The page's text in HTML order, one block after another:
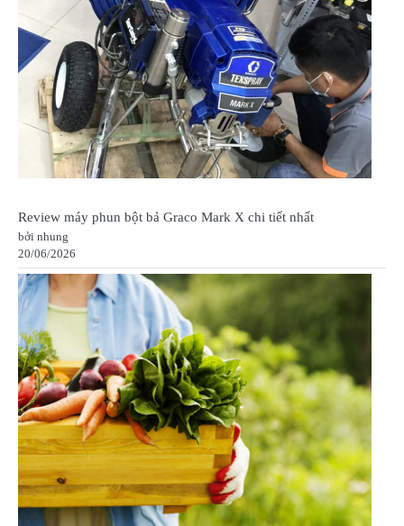
Review máy phun bột bả Graco Mark X chi tiết nhất
bởi nhung
20/06/2026